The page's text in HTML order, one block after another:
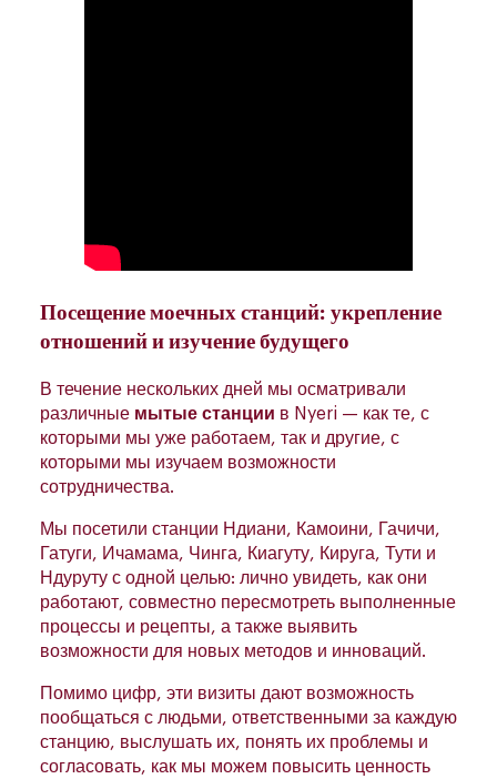
Посещение моечных станций: укрепление
отношений и изучение будущего
В течение нескольких дней мы осматривали
различные мытые станции в Nyeri — как те, с
которыми мы уже работаем, так и другие, с
которыми мы изучаем возможности
сотрудничества.
Мы посетили станции Ндиани, Камоини, Гачичи,
Гатуги, Ичамама, Чинга, Киагуту, Кируга, Тути и
Ндуруту с одной целью: лично увидеть, как они
работают, совместно пересмотреть выполненные
процессы и рецепты, а также выявить
возможности для новых методов и инноваций.
Помимо цифр, эти визиты дают возможность
пообщаться с людьми, ответственными за каждую
станцию, выслушать их, понять их проблемы и
согласовать, как мы можем повысить ценность